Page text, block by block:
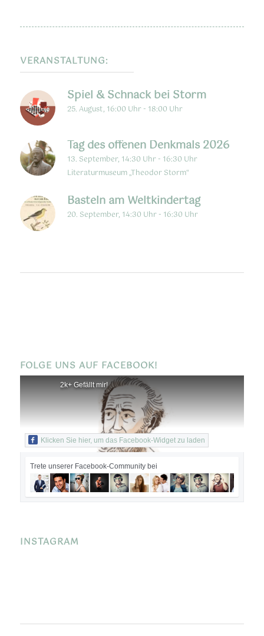
VERANSTALTUNG:
Spiel & Schnack bei Storm
25. August, 16:00 Uhr - 18:00 Uhr
Tag des offenen Denkmals 2026
13. September, 14:30 Uhr - 16:30 Uhr
Literaturmuseum „Theodor Storm“
Basteln am Weltkindertag
20. September, 14:30 Uhr - 16:30 Uhr
FOLGE UNS AUF FACEBOOK!
2k+ Gefällt mir!
Klicken Sie hier, um das Facebook-Widget zu laden
Trete unserer Facebook-Community bei
INSTAGRAM